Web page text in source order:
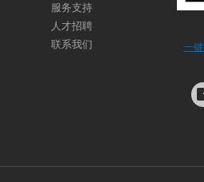
服务支持
人才招聘
联系我们
一